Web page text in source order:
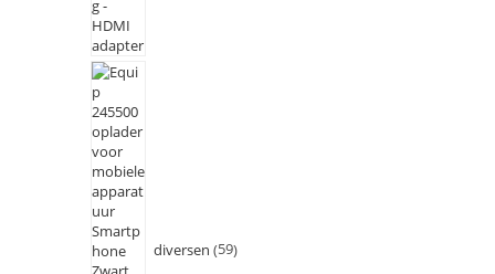
diversen 59